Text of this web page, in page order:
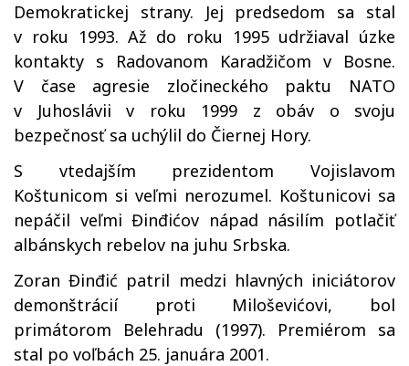
Demokratickej strany. Jej predsedom sa stal
v roku 1993. Až do roku 1995 udržiaval úzke
kontakty s Radovanom Karadžičom v Bosne.
V čase agresie zločineckého paktu NATO
v Juhoslávii v roku 1999 z obáv o svoju
bezpečnosť sa uchýlil do Čiernej Hory.
S vtedajším prezidentom Vojislavom
Koštunicom si veľmi nerozumel. Koštunicovi sa
nepáčil veľmi Đinđićov nápad násilím potlačiť
albánskych rebelov na juhu Srbska.
Zoran Đinđić patril medzi hlavných iniciátorov
demonštrácií proti Miloševićovi, bol
primátorom Belehradu (1997). Premiérom sa
stal po voľbách 25. januára 2001.